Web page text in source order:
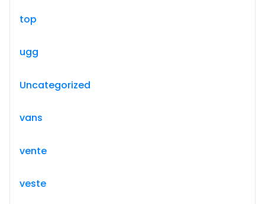
top
ugg
Uncategorized
vans
vente
veste